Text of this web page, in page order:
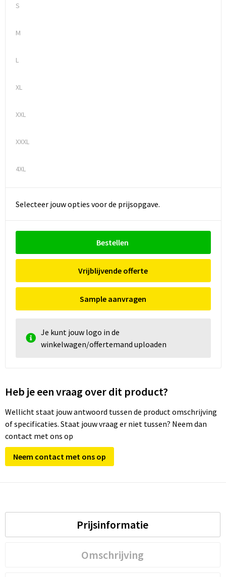
S
M
L
XL
XXL
XXXL
4XL
Selecteer jouw opties voor de prijsopgave.
Bestellen
Vrijblijvende offerte
Sample aanvragen
Je kunt jouw logo in de
winkelwagen/offertemand uploaden
Heb je een vraag over dit product?
Wellicht staat jouw antwoord tussen de product omschrijving
of specificaties. Staat jouw vraag er niet tussen? Neem dan
contact met ons op
Neem contact met ons op
Prijsinformatie
Omschrijving